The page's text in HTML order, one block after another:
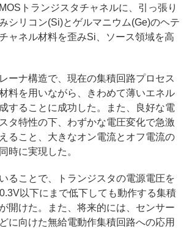
トランジスタチャネルに、引っ張り
シリコン(Si)とゲルマニウム(Ge)のヘテ
ャネル材料を歪みSi、ソース領域を高
ーナ構造で、現在の集積回路プロセス
料を用いながら、きわめて薄いエネル
することに成功した。また、良好な電
タ特性の下、わずかな電圧変化で急激
ること、大きなオン電流とオフ電流の
時に実現した。
ることで、トランジスタの電源電圧を
以下にまで低下しても動作する集積
開けた。また、将来的には、センサー
に向けた無給電動作集積回路への応用